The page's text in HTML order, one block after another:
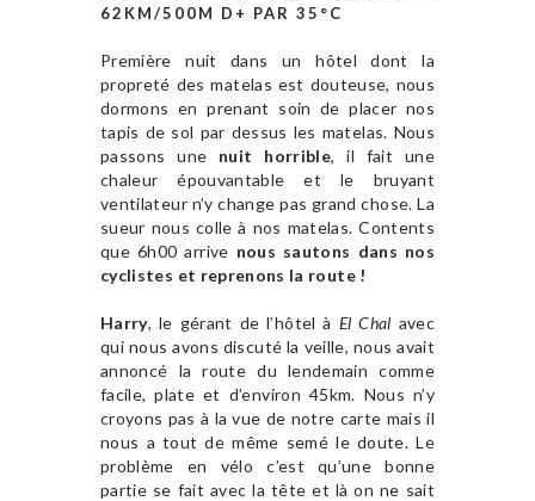
62KM/500M D+ PAR 35°C
Première nuit dans un hôtel dont la
propreté des matelas est douteuse, nous
dormons en prenant soin de placer nos
tapis de sol par dessus les matelas. Nous
passons une nuit horrible, il fait une
chaleur épouvantable et le bruyant
ventilateur n’y change pas grand chose. La
sueur nous colle à nos matelas. Contents
que 6h00 arrive nous sautons dans nos
cyclistes et reprenons la route !
Harry, le gérant de l’hôtel à El Chal avec
qui nous avons discuté la veille, nous avait
annoncé la route du lendemain comme
facile, plate et d’environ 45km. Nous n’y
croyons pas à la vue de notre carte mais il
nous a tout de même semé le doute. Le
problème en vélo c’est qu’une bonne
partie se fait avec la tête et là on ne sait